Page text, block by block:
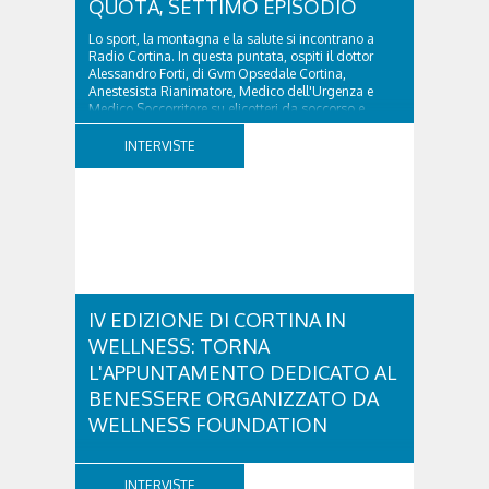
QUOTA, SETTIMO EPISODIO
Lo sport, la montagna e la salute si incontrano a
Radio Cortina. In questa puntata, ospiti il dottor
Alessandro Forti, di Gvm Opsedale Cortina,
Anestesista Rianimatore, Medico dell'Urgenza e
Medico Soccorritore su elicotteri da soccorso e
l'ingegner Michele Titton, delegato della sezione...
INTERVISTE
IV EDIZIONE DI CORTINA IN
WELLNESS: TORNA
L'APPUNTAMENTO DEDICATO AL
BENESSERE ORGANIZZATO DA
WELLNESS FOUNDATION
INTERVISTE